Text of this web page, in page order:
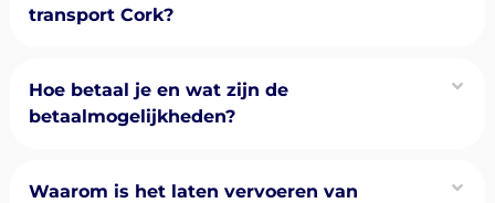
transport Cork?
Hoe betaal je en wat zijn de
betaalmogelijkheden?
Waarom is het laten vervoeren van